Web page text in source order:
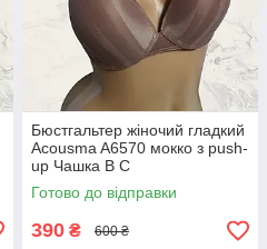
Бюстгальтер жіночий гладкий
Acousma A6570 мокко з push-
up Чашка B C
Готово до відправки
390 ₴ 600 ₴